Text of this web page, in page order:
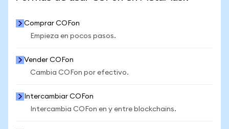
Comprar COFon
Empieza en pocos pasos.
Vender COFon
Cambia COFon por efectivo.
Intercambiar COFon
Intercambia COFon en y entre blockchains.